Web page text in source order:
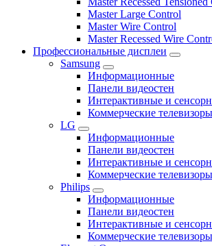
Master Large Control
Master Wire Control
Master Recessed Wire
Профессиональные дисплеи
Samsung
Информационные
Панели видеостен
Интерактивные и
Коммерческие телевизоры
LG
Информационные
Панели видеостен
Интерактивные и
Коммерческие телевизоры
Philips
Информационные
Панели видеостен
Интерактивные и
Коммерческие телевизоры